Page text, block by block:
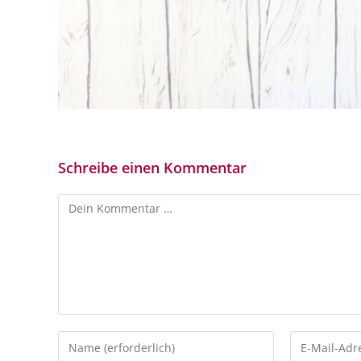
Schreibe einen Kommentar
Kommentar
Gib
Gib